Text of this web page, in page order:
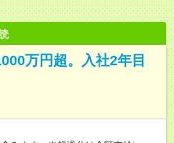
万円超。入社2年目